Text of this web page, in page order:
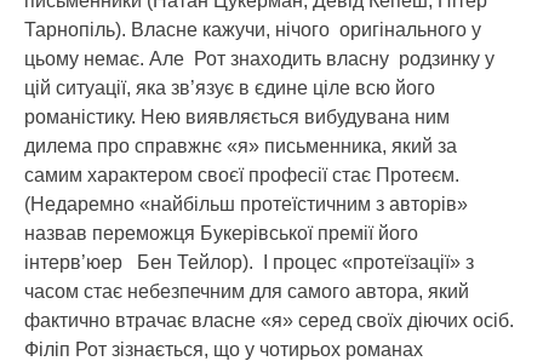
Тарнопіль). Власне кажучи, нічого оригінального у
цьому немає. Але Рот знаходить власну родзинку у
цій ситуації, яка зв’язує в єдине ціле всю його
романістику. Нею виявляється вибудувана ним
дилема про справжнє «я» письменника, який за
самим характером своєї професії стає Протеєм.
(Недаремно «найбільш протеїстичним з авторів»
назвав переможця Букерівської премії його
інтерв’юер Бен Тейлор). І процес «протеїзації» з
часом стає небезпечним для самого автора, який
фактично втрачає власне «я» серед своїх діючих осіб.
Філіп Рот зізнається, що у чотирьох романах